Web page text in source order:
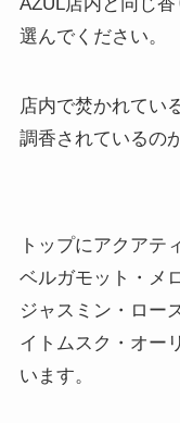
選んでください。
店内で焚かれてい
調香されているの
トップにアクアテ
ベルガモット・メ
ジャスミン・ロー
イトムスク・オー
います。